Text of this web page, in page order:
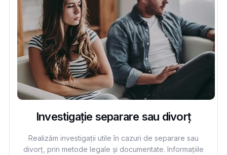
Investigație separare sau divorț
Realizăm investigații utile în cazuri de separare sau
divorț, prin metode legale și documentate. Informațiile